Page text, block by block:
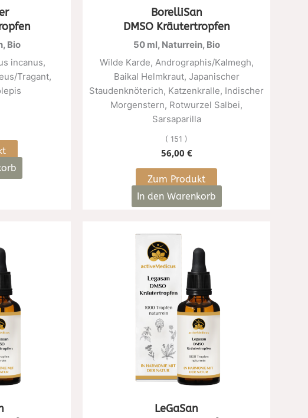
Bio
incanus,
Tragant,
BorelliSan
DMSO Kräutertropfen
50 ml, Naturrein, Bio
Wilde Karde, Andrographis/Kalmegh,
Baikal Helmkraut, Japanischer
Staudenknöterich, Katzenkralle, Indischer
Morgenstern, Rotwurzel Salbei,
Sarsaparilla
( 151 )
56,00 €
Zum Produkt
In den Warenkorb
LeGaSan